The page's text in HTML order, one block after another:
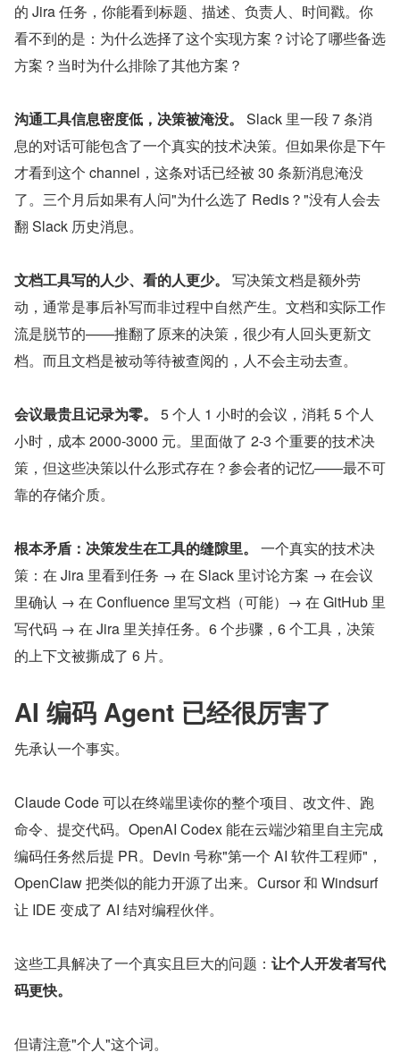
的 Jira 任务，你能看到标题、描述、负责人、时间戳。你
看不到的是：为什么选择了这个实现方案？讨论了哪些备选
方案？当时为什么排除了其他方案？
沟通工具信息密度低，决策被淹没。
Slack 里一段 7 条消
息的对话可能包含了一个真实的技术决策。但如果你是下午
才看到这个 channel，这条对话已经被 30 条新消息淹没
了。三个月后如果有人问"为什么选了 Redis？"没有人会去
翻 Slack 历史消息。
文档工具写的人少、看的人更少。
写决策文档是额外劳
动，通常是事后补写而非过程中自然产生。文档和实际工作
流是脱节的——推翻了原来的决策，很少有人回头更新文
档。而且文档是被动等待被查阅的，人不会主动去查。
会议最贵且记录为零。
5 个人 1 小时的会议，消耗 5 个人
小时，成本 2000-3000 元。里面做了 2-3 个重要的技术决
策，但这些决策以什么形式存在？参会者的记忆——最不可
靠的存储介质。
根本矛盾：决策发生在工具的缝隙里。
一个真实的技术决
策：在 Jira 里看到任务 → 在 Slack 里讨论方案 → 在会议
里确认 → 在 Confluence 里写文档（可能）→ 在 GitHub 里
写代码 → 在 Jira 里关掉任务。6 个步骤，6 个工具，决策
的上下文被撕成了 6 片。
AI 编码 Agent 已经很厉害了
先承认一个事实。
Claude Code 可以在终端里读你的整个项目、改文件、跑
命令、提交代码。OpenAI Codex 能在云端沙箱里自主完成
编码任务然后提 PR。Devin 号称"第一个 AI 软件工程师"，
OpenClaw 把类似的能力开源了出来。Cursor 和 Windsurf
让 IDE 变成了 AI 结对编程伙伴。
这些工具解决了一个真实且巨大的问题： 让个人开发者写代
码更快。
但请注意"个人"这个词。